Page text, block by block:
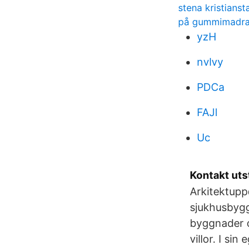
stena
på
yzH
nvlvy
PDCa
FAJl
Uc
Kontakt
byggnader
villor. I sin